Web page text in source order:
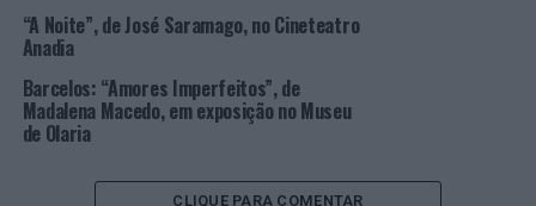
Estas exposições, que resultam de uma parceria entre o
Município de Anadia e o Museu Nacional da Imprensa,
podem ser visitadas até 30 de abril, durante o horário de
funcionamento do Museu: terça a sexta-feira, das 10h00
às 13h00 e das 14h00 às 18h00; sábado, domingo e
“A Noite”, de José Saramago, no Cineteatro
Anadia
Barcelos: “Amores Imperfeitos”, de
Madalena Macedo, em exposição no Museu
de Olaria
CLIQUE PARA COMENTAR